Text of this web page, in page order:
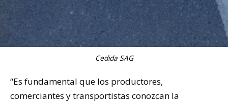
Cedida SAG
“Es fundamental que los productores,
comerciantes y transportistas conozcan la